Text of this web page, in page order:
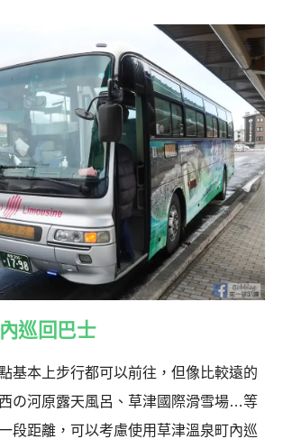
巡回巴士
基本上步行都可以前往，但像比較遠的
の河原露天風呂、草津國際滑雪場…等
段距離，可以考慮使用草津溫泉町內巡